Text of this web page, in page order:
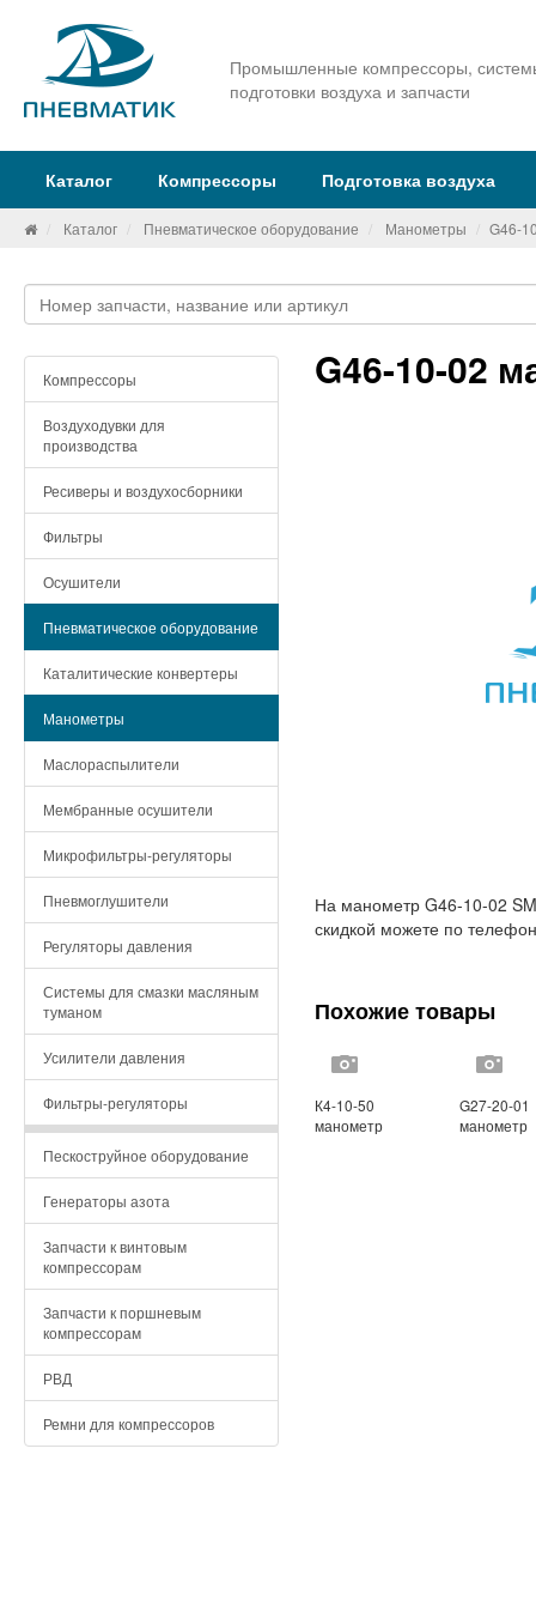
Промышленные компрессоры,
подготовки воздуха и запчасти
Каталог Компрессоры Подготовка воздуха
Каталог Пневматическое оборудование Манометры G46-
Компрессоры
Воздуходувки для
производства
Ресиверы и воздухосборники
Фильтры
Осушители
Пневматическое оборудование
Каталитические конвертеры
Манометры
Маслораспылители
Мембранные осушители
Микрофильтры-регуляторы
Пневмоглушители
Регуляторы давления
Системы для смазки масляным
туманом
Усилители давления
Фильтры-регуляторы
Пескоструйное оборудование
Генераторы азота
Запчасти к винтовым
компрессорам
Запчасти к поршневым
компрессорам
РВД
Ремни для компрессоров
G46-10-02
На манометр G46-10-02
скидкой можете по
Похожие товары
К4-10-50
манометр
G27-20-01
манометр